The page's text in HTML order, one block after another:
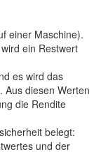
einer Maschine).
ein Restwert
es wird das
Aus diesen Werten
die Rendite
belegt:
und der